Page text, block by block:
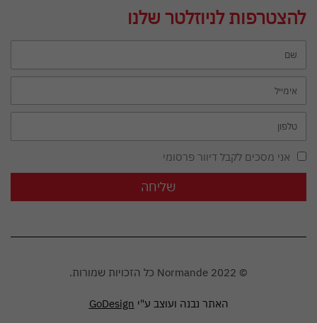
להצטרפות לניוזלטר שלנו
אני מסכים לקבל דיוור פרסומי
שליחה
© Normande 2022 כל הזכויות שמורות.
האתר נבנה ועוצב ע"י GoDesign